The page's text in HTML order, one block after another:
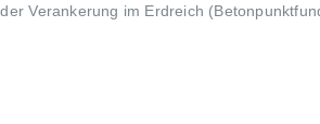
Verankerung im Erdreich